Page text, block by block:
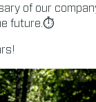
of our
future.⏱